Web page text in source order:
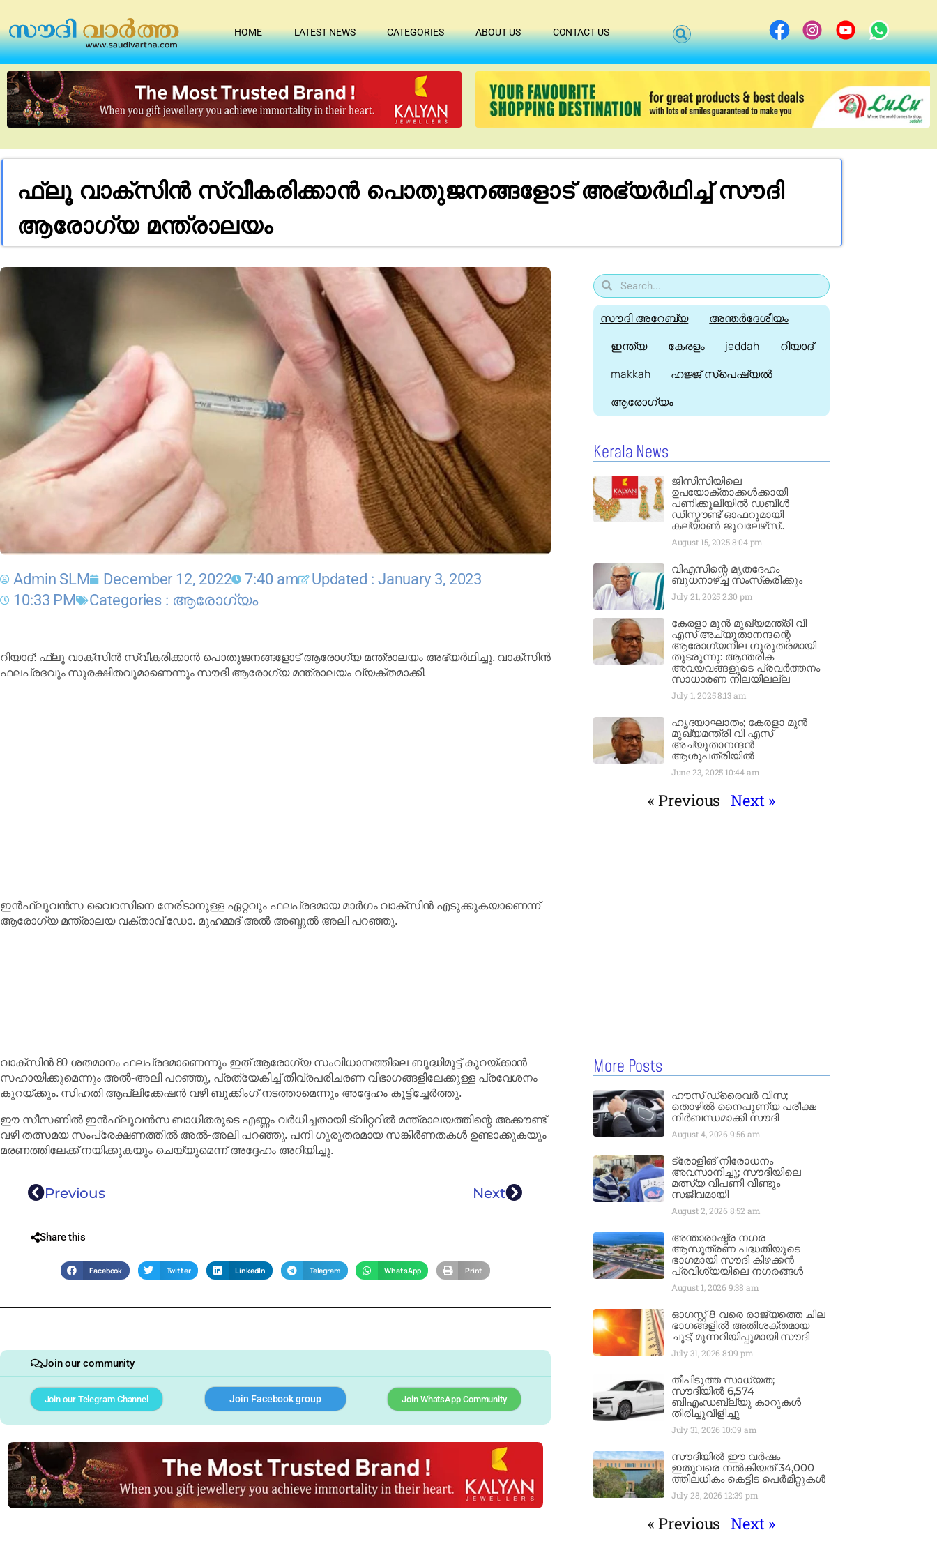
HOME LATEST NEWS CATEGORIES ABOUT US CONTACT US
ഫ്ലൂ വാക്സിൻ സ്വീകരിക്കാൻ പൊതുജനങ്ങളോട് അഭ്യർഥിച്ച് സൗദി
ആരോഗ്യ മന്ത്രാലയം
Admin SLM December 12, 2022 7:40 am
Updated : January 3, 2023
10:33 PM
Categories : ആരോഗ്യം
റിയാദ്: ഫ്ലൂ വാക്സിൻ സ്വീകരിക്കാൻ പൊതുജനങ്ങളോട് ആരോഗ്യ മന്ത്രാലയം അഭ്യർഥിച്ചു. വാക്സിൻ
ഫലപ്രദവും സുരക്ഷിതവുമാണെന്നും സൗദി ആരോഗ്യ മന്ത്രാലയം വ്യക്തമാക്കി.
ഇൻഫ്ലുവൻസ വൈറസിനെ നേരിടാനുള്ള ഏറ്റവും ഫലപ്രദമായ മാർഗം വാക്സിൻ എടുക്കുകയാണെന്ന്
ആരോഗ്യ മന്ത്രാലയ വക്താവ് ഡോ. മുഹമ്മദ് അൽ അബ്ദുൽ അലി പറഞ്ഞു.
വാക്സിൻ 80 ശതമാനം ഫലപ്രദമാണെന്നും ഇത് ആരോഗ്യ സംവിധാനത്തിലെ ബുദ്ധിമുട്ട് കുറയ്ക്കാൻ
സഹായിക്കുമെന്നും അൽ-അലി പറഞ്ഞു, പ്രത്യേകിച്ച് തീവ്രപരിചരണ വിഭാഗങ്ങളിലേക്കുള്ള പ്രവേശനം
കുറയ്ക്കും. സിഹതി ആപ്ലിക്കേഷൻ വഴി ബുക്കിംഗ് നടത്താമെന്നും അദ്ദേഹം കൂട്ടിച്ചേർത്തു.
ഈ സീസണിൽ ഇൻഫ്ലുവൻസ ബാധിതരുടെ എണ്ണം വർധിച്ചതായി ട്വിറ്ററിൽ മന്ത്രാലയത്തിന്റെ അക്കൗണ്ട്
വഴി തത്സമയ സംപ്രേക്ഷണത്തിൽ അൽ-അലി പറഞ്ഞു. പനി ഗുരുതരമായ സങ്കീർണതകൾ ഉണ്ടാക്കുകയും
മരണത്തിലേക്ക് നയിക്കുകയും ചെയ്യുമെന്ന് അദ്ദേഹം അറിയിച്ചു.
Previous Next
Share this
Facebook Twitter LinkedIn Telegram WhatsApp Print
Join our community
Join our Telegram Channel Join Facebook group Join WhatsApp Community
സൗദി അറേബ്യ അന്തർദേശീയം
ഇന്ത്യ കേരളം jeddah റിയാദ്
makkah ഹജ്ജ്‌ സ്പെഷ്യൽ
ആരോഗ്യം
Kerala News
ജിസിസിയിലെ
ഉപയോക്താക്കൾക്കായി
പണിക്കൂലിയിൽ ഡബിൾ
ഡിസ്കൗണ്ട് ഓഫറുമായി
കല്യാൺ ജൂവലേഴ്‌സ്..
August 15, 20258:04 pm
വിഎസിന്റെ മൃതദേഹം
ബുധനാഴ്ച്ച സംസ്‌കരിക്കും
July 21, 20252:30 pm
കേരളാ മുൻ മുഖ്യമന്ത്രി വി
എസ് അച്യുതാനന്ദന്റെ
ആരോഗ്യനില ഗുരുതരമായി
തുടരുന്നു: ആന്തരിക
അവയവങ്ങളുടെ പ്രവർത്തനം
സാധാരണ നിലയിലല്ല
July 1, 20258:13 am
ഹൃദയാഘാതം; കേരളാ മുൻ
മുഖ്യമന്ത്രി വി എസ്
അച്യുതാനന്ദൻ
ആശുപത്രിയിൽ
June 23, 2025 10:44 am
« Previous Next »
More Posts
ഹൗസ് ഡ്രൈവർ വിസ;
തൊഴിൽ നൈപുണ്യ പരീക്ഷ
നിർബന്ധമാക്കി സൗദി
August 4, 20269:56 am
ട്രോളിങ് നിരോധനം
അവസാനിച്ചു; സൗദിയിലെ
മത്സ്യ വിപണി വീണ്ടും
സജീവമായി
August 2, 20268:52 am
അന്താരാഷ്ട്ര നഗര
ആസൂത്രണ പദ്ധതിയുടെ
ഭാഗമായി സൗദി കിഴക്കൻ
പ്രവിശ്യയിലെ നഗരങ്ങൾ
August 1, 20269:38 am
ഓഗസ്റ്റ് 8 വരെ രാജ്യത്തെ ചില
ഭാഗങ്ങളിൽ അതിശക്തമായ
ചൂട്; മുന്നറിയിപ്പുമായി സൗദി
July 31, 20268:09 pm
തീപിടുത്ത സാധ്യത;
സൗദിയിൽ 6,574
ബിഎംഡബ്ല്യു കാറുകൾ
തിരിച്ചുവിളിച്ചു
July 31, 2026 10:09 am
സൗദിയിൽ ഈ വർഷം
ഇതുവരെ നൽകിയത് 34,000
ത്തിലധികം കെട്ടിട പെർമിറ്റുകൾ
July 28, 2026 12:39 pm
« Previous Next »